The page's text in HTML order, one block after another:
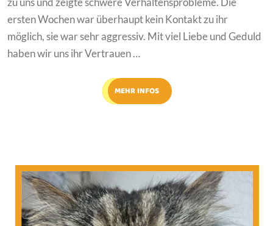
ersten Wochen war überhaupt kein Kontakt zu ihr
möglich, sie war sehr aggressiv. Mit viel Liebe und Geduld
haben wir uns ihr Vertrauen …
MEHR INFOS